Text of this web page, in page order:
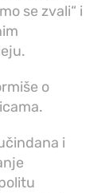
se zvali“ i
o
i